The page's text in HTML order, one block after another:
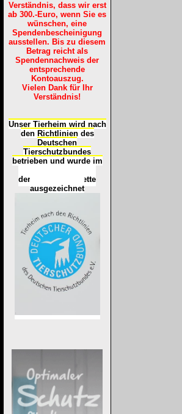
Verständnis, dass wir erst
ab 300.-Euro, wenn Sie es
wünschen, eine
Spendenbescheinigung
ausstellen. Bis zu diesem
Betrag reicht als
Spendennachweis der
entsprechende
Kontoauszug.
Vielen Dank für Ihr
Verständnis!
Unser Tierheim wird nach
den Richtlinien des
Deutschen
Tierschutzbundes
betrieben und wurde im
der
Tierheimplakette
ausgezeichnet